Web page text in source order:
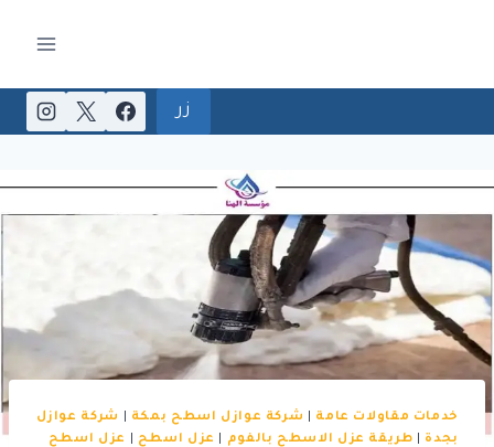
زر
خدمات مقاولات عامة شركة عوازل اسطح بمكة
شركة عوازل
بجدة
طريقة عزل الاسطح بالفوم عزل اسطح
عزل اسطح